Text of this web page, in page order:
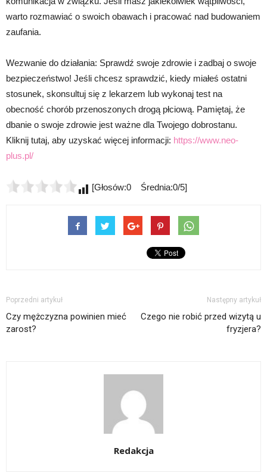
warto rozmawiać o swoich obawach i pracować nad budowaniem
zaufania.
Wezwanie do działania: Sprawdź swoje zdrowie i zadbaj o swoje
bezpieczeństwo! Jeśli chcesz sprawdzić, kiedy miałeś ostatni
stosunek, skonsultuj się z lekarzem lub wykonaj test na
obecność chorób przenoszonych drogą płciową. Pamiętaj, że
dbanie o swoje zdrowie jest ważne dla Twojego dobrostanu.
Kliknij tutaj, aby uzyskać więcej informacji: https://www.neo-
plus.pl/
[Głosów:0 Średnia:0/5]
Poprzedni artykuł
Czy mężczyzna powinien mieć
zarost?
Następny artykuł
Czego nie robić przed wizytą u
fryzjera?
Redakcja